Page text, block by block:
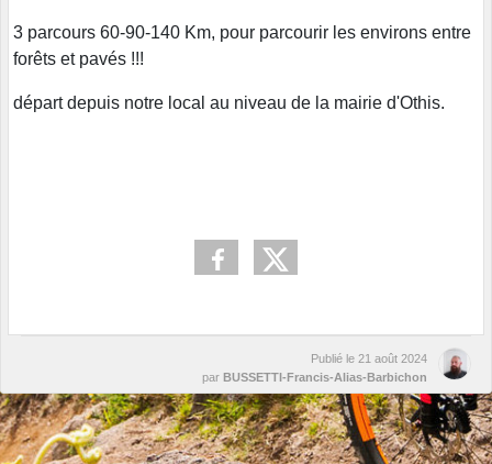
3 parcours 60-90-140 Km, pour parcourir les environs entre
forêts et pavés !!!
départ depuis notre local au niveau de la mairie d'Othis.
Publié le 21 août 2024
par BUSSETTI-Francis-Alias-Barbichon